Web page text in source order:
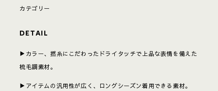
カテゴリー
DETAIL
▶︎カラー、撚糸にこだわったドライタッチで上品な表情を備えた
梳毛調素材。
▶アイテムの汎用性が広く、ロングシーズン着用できる素材。